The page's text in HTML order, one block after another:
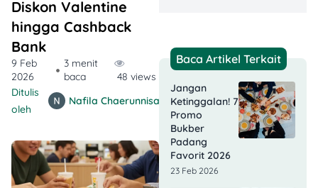
Diskon Valentine
hingga Cashback
Bank
9 Feb
2026
3 menit
baca
48 views
Ditulis
oleh
Nafila Chaerunnisa
Baca Artikel Terkait
Jangan
Ketinggalan! 7
Promo
Bukber
Padang
Favorit 2026
23 Feb 2026